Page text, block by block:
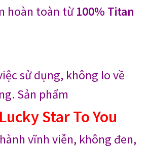
hoàn toàn từ100% Titan
sử dụng, không lo về
Sản phẩm
Lucky Star To You
vĩnh viễn, không đen,